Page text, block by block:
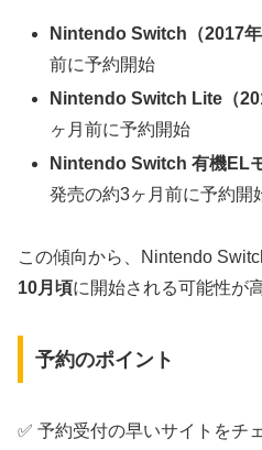
Nintendo Switch（2017年
前に予約開始
Nintendo Switch Lite（
ヶ月前に予約開始
Nintendo Switch 有機EL
発売の約3ヶ月前に予約開
この傾向から、Nintendo
10月頃に開始される可能性が
予約のポイント
✅ 予約受付の早いサイトをチ